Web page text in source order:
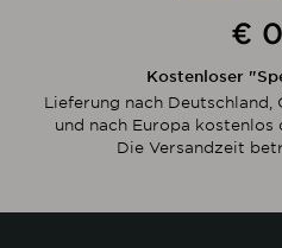
€
Kostenloser
Lieferung nach
und nach Europa kostenlos
Die Versandzeit